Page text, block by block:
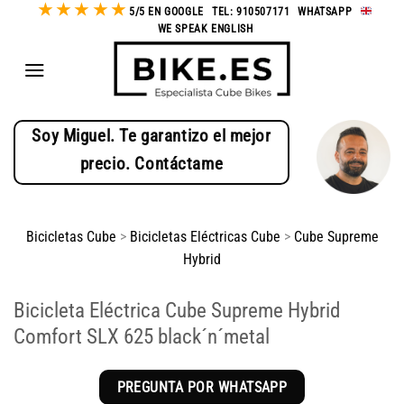
★★ ★ ★★ 5/5 EN GOOGLE TEL: 910507171 -WHATSAPP
WE SPEAK ENGLISH
Soy Miguel. Te garantizo el mejor
precio. Contáctame
Bicicletas Cube > Bicicletas Eléctricas Cube > Cube Supreme
Hybrid
Bicicleta Eléctrica Cube Supreme Hybrid
Comfort SLX 625 black´n´metal
PREGUNTA POR WHATSAPP